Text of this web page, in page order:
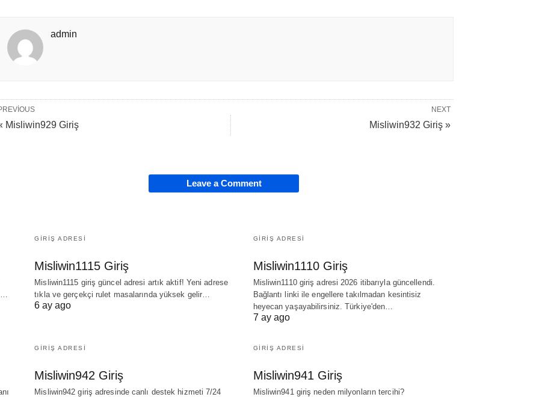
admin
NEXT
Misliwin932 Giriş »
Misliwin929 Giriş
Leave a Comment
GIRIŞ ADRESI
Misliwin1115 Giriş
Misliwin1115 giriş güncel adresi artık aktif! Yeni adrese
tıkla ve gerçekçi rulet masalarında yüksek gelir…
6 ay ago
GIRIŞ ADRESI
Misliwin1110 Giriş
Misliwin1110 giriş adresi 2026 itibarıyla güncellendi.
Bağlantı linki ile engellere takılmadan kesintisiz
heyecan yaşayabilirsiniz. Türkiye'den…
7 ay ago
GIRIŞ ADRESI
Misliwin942 Giriş
Misliwin942 giriş adresinde canlı destek hizmeti 7/24
GIRIŞ ADRESI
Misliwin941 Giriş
Misliwin941 giriş neden milyonların tercihi?